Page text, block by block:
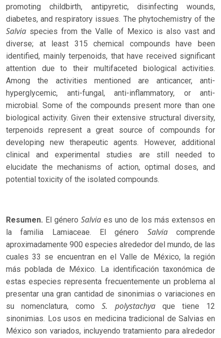
promoting childbirth, antipyretic, disinfecting wounds,
diabetes, and respiratory issues. The phytochemistry of the
Salvia species from the Valle of Mexico is also vast and
diverse; at least 315 chemical compounds have been
identified, mainly terpenoids, that have received significant
attention due to their multifaceted biological activities.
Among the activities mentioned are anticancer, anti-
hyperglycemic, anti-fungal, anti-inflammatory, or anti-
microbial. Some of the compounds present more than one
biological activity. Given their extensive structural diversity,
terpenoids represent a great source of compounds for
developing new therapeutic agents. However, additional
clinical and experimental studies are still needed to
elucidate the mechanisms of action, optimal doses, and
potential toxicity of the isolated compounds.
Resumen. El género Salvia es uno de los más extensos en
la familia Lamiaceae. El género Salviacomprende
aproximadamente 900 especies alrededor del mundo, de las
cuales 33 se encuentran en el Valle de México, la región
más poblada de México. La identificación taxonómica de
estas especies representa frecuentemente un problema al
presentar una gran cantidad de sinonimias o variaciones en
su nomenclatura, comoS. polystachyaque tiene 12
sinonimias. Los usos en medicina tradicional de Salvias en
México son variados, incluyendo tratamiento para alrededor